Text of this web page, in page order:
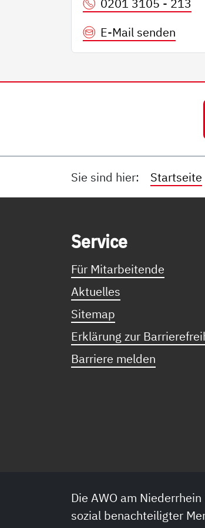
E-Mail senden
Sie sind hier: Startseite
Ser­vice
Für Mitarbeitende
Aktuelles
Sitemap
Erklärung zur
Barriere melden
Die AWO am
sozial benachteiligter